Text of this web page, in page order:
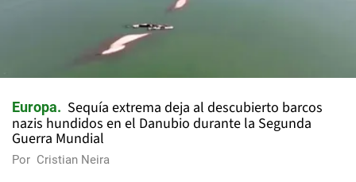
Europa
Sequía extrema deja al descubierto barcos
nazis hundidos en el Danubio durante la Segunda
Guerra Mundial
Por Cristian Neira